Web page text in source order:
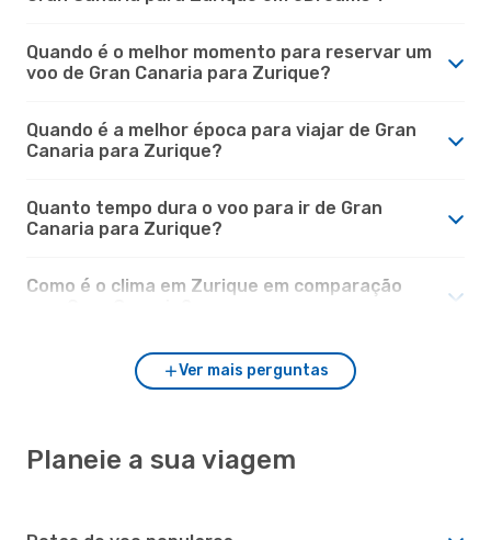
Quando é o melhor momento para reservar um
voo de Gran Canaria para Zurique?
Quando é a melhor época para viajar de Gran
Canaria para Zurique?
Quanto tempo dura o voo para ir de Gran
Canaria para Zurique?
Como é o clima em Zurique em comparação
Ver mais perguntas
Planeie a sua viagem